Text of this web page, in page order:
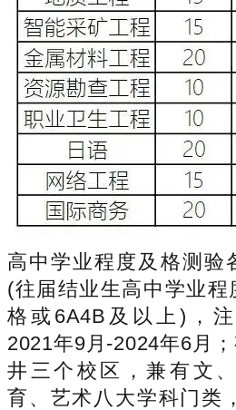
高中学业程度及格测验
(往届结业生高中学业程
格或6A4B及以上)，
2021年9月-2024年6月
井三个校区，兼有文
育、艺术八大学科门类